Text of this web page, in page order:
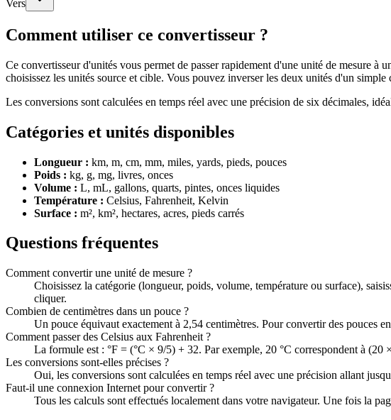
Vers
Comment utiliser ce convertisseur ?
Ce convertisseur d'unités vous permet de passer rapidement d'une unité de mesure
choisissez les unités source et cible. Vous pouvez inverser les deux unités d'un
Les conversions sont calculées en temps réel avec une précision de six décimales,
Catégories et unités disponibles
Longueur : km, m, cm, mm, miles, yards, pieds, pouces
Poids : kg, g, mg, livres, onces
Volume : L, mL, gallons, quarts, pintes, onces liquides
Température : Celsius, Fahrenheit, Kelvin
Surface : m², km², hectares, acres, pieds carrés
Questions fréquentes
Comment convertir une unité de mesure ?
Choisissez la catégorie (longueur, poids, volume, température ou surface),
cliquer.
Combien de centimètres dans un pouce ?
Un pouce équivaut exactement à 2,54 centimètres. Pour convertir des pouces
Comment passer des Celsius aux Fahrenheit ?
La formule est : °F = (°C × 9/5) + 32. Par exemple, 20 °C correspondent à
Les conversions sont-elles précises ?
Oui, les conversions sont calculées en temps réel avec une précision allant
Faut-il une connexion Internet pour convertir ?
Tous les calculs sont effectués localement dans votre navigateur. Une fois la